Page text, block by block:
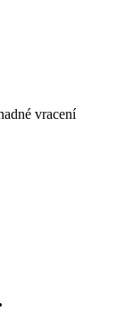
vracení